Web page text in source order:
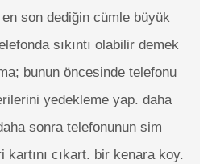
son dediğin cümle büyük
sıkıntı olabilir demek
bunun öncesinde telefonu
yedekleme yap. daha
sonra telefonunun sim
kartını cıkart. bir kenara koy.